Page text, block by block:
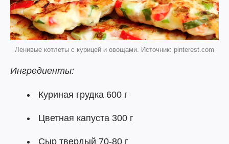
Ленивые котлеты с курицей и овощами. Источник: pinterest.com
Ингредиенты:
Куриная грудка 600 г
Цветная капуста 300 г
Сыр твердый 70-80 г